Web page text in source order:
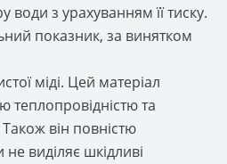
води з урахуванням її тиску.
показник, за винятком
міді. Цей матеріал
теплопровідністю та
Також він повністю
виділяє шкідливі